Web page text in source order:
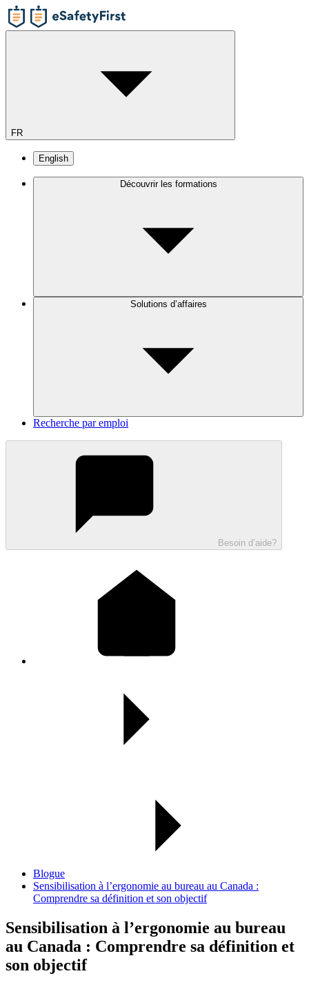
FR
English
Découvrir les formations
Solutions d’affaires
Recherche par emploi
Besoin d’aide?
Blogue
Sensibilisation à l’ergonomie au bureau au Canada :
Comprendre sa définition et son objectif
Sensibilisation à l’ergonomie au bureau
au Canada : Comprendre sa définition et
son objectif